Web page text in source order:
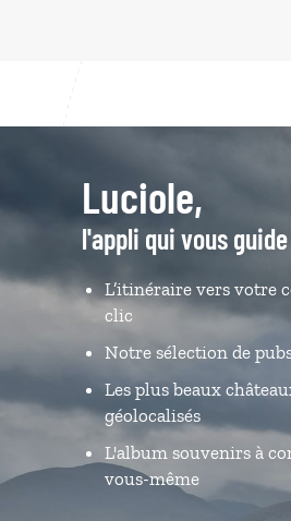
Luciole,
l'appli qui vous
L’itinéraire vers votre
clic
Notre sélection de
Les plus beaux
géolocalisés
L'album souvenirs à
vous-même